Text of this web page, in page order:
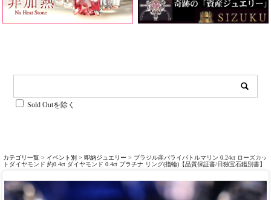
Sold Outを除く
カテゴリ一覧 > イベント別 > 即納ジュエリー > ブラジル産パライバトルマリン 0.24ct ローズカッ
トダイヤモンド 約0.4ct ダイヤモンド 0.4ct プラチナ リング(指輪)【品質保証書/日独宝石鑑別書】